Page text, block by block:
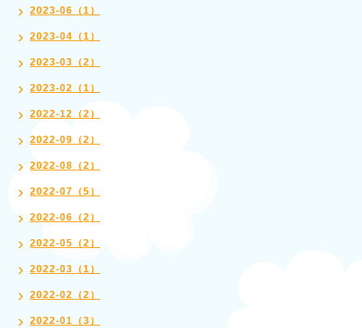
2023-06（1）
2023-04（1）
2023-03（2）
2023-02（1）
2022-12（2）
2022-09（2）
2022-08（2）
2022-07（5）
2022-06（2）
2022-05（2）
2022-03（1）
2022-02（2）
2022-01（3）